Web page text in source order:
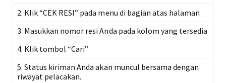
2. Klik “CEK RESI” pada menu di bagian atas halaman
3. Masukkan nomor resi Anda pada kolom yang tersedia
4. Klik tombol “Cari”
5. Status kiriman Anda akan muncul bersama dengan
riwayat pelacakan.